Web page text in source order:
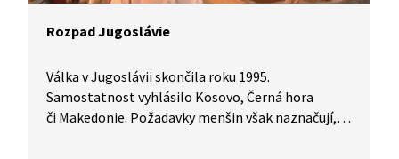
Rozpad Jugoslávie
Válka v Jugoslávii skončila roku 1995.
Samostatnost vyhlásilo Kosovo, Černá hora
či Makedonie. Požadavky menšin však naznačují,